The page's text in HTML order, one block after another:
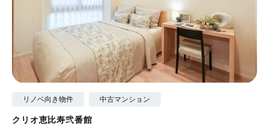
リノベ向き物件 中古マンション
クリオ恵比寿弐番館